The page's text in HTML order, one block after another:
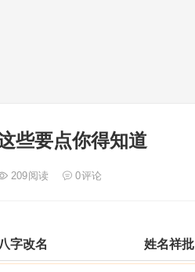
些要点你得知道
209阅读 0评论
八字改名 姓名祥批